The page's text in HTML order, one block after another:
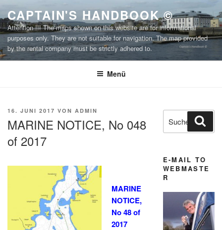
Zum
Inhalt
springen
CAPTAIN'S HANDBOOK ©
Attention !!! The maps shown on this website are for informational
purposes only. They are not suitable for navigation. The map provided
by the rental company must be strictly adhered to.
Menü
VERÖFFENTLICHT
16. JUNI 2017 VON ADMIN
MARINE NOTICE, No 048
of 2017
MARINE
NOTICE,
No 48 of
2017
Suchen
nach:
E-MAIL TO
WEBMASTE
R